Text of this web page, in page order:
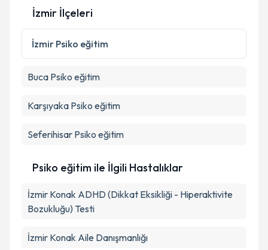
Kişisel verilerimin işlenmesine ilişkin
Metni 'ni okudum ve kişisel verilerimin belirtilen
Takvim Talebini Gönder
İzmir İlçeleri
İzmir Psiko eğitim
Buca Psiko eğitim
Karşıyaka Psiko eğitim
Seferihisar Psiko eğitim
Psiko eğitim ile İlgili Hastalıklar
İzmir Konak ADHD (Dikkat Eksikliği - Hiperaktivite
Bozukluğu) Testi
İzmir Konak Aile Danışmanlığı